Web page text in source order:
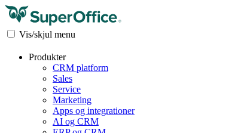
Vis/skjul menu
Produkter
CRM platform
Sales
Service
Marketing
Apps og integrationer
AI og CRM